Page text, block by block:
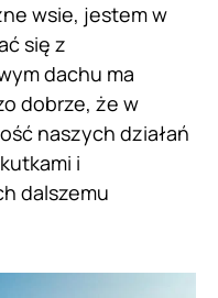
wsie, jestem w
się z
dachu ma
dobrze, że w
naszych działań
i
dalszemu